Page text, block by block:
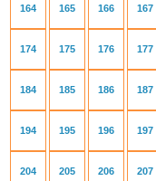
164 165 166 167
174 175 176 177
184 185 186 187
194 195 196 197
204 205 206 207